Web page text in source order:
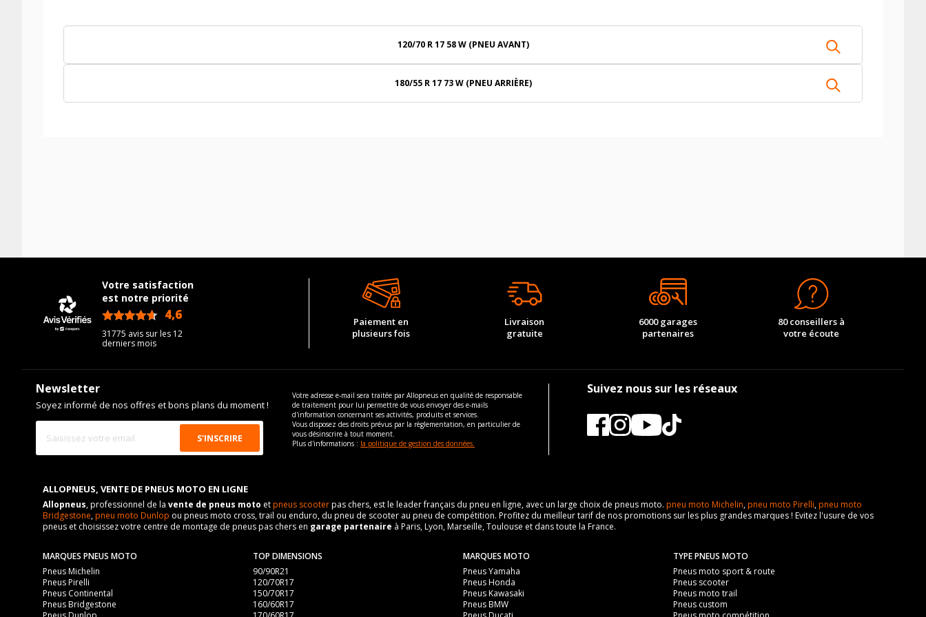
120/70 R 17 58 W (PNEU AVANT)
180/55 R 17 73 W (PNEU ARRIÈRE)
Votre satisfaction
est notre priorité
4,6
31775 avis sur les 12
derniers mois
Paiement en
plusieurs fois
Livraison
gratuite
6000 garages
partenaires
80 conseillers à
votre écoute
Newsletter
Soyez informé de nos offres et bons plans du moment !
Votre adresse e-mail sera traitée par Allopneus en qualité de responsable
de traitement pour lui permettre de vous envoyer des e-mails
d'information concernant ses activités, produits et services.
Vous disposez des droits prévus par la règlementation, en particulier de
vous désinscrire à tout moment.
Plus d'informations : la politique de gestion des données.
Suivez nous sur les réseaux
ALLOPNEUS, VENTE DE PNEUS MOTO EN LIGNE
Allopneus, professionnel de la vente de pneus moto etpneus scooterpas chers, est le leader français du pneu en ligne, avec un large choix de pneus moto. pneu moto Michelin,pneu moto Pirelli,pneu moto
Bridgestone,pneu moto Dunlop ou pneus moto cross, trail ou enduro, du pneu de scooter au pneu de compétition. Profitez du meilleur tarif de nos promotions sur les plus grandes marques ! Evitez l'usure de vos
pneus et choisissez votre centre de montage de pneus pas chers en garage partenaire à Paris, Lyon, Marseille, Toulouse et dans toute la France.
MARQUES PNEUS MOTO
Pneus Michelin
Pneus Pirelli
Pneus Continental
Pneus Bridgestone
TOP DIMENSIONS
90/90R21
120/70R17
150/70R17
160/60R17
MARQUES MOTO
Pneus Yamaha
Pneus Honda
Pneus Kawasaki
Pneus BMW
TYPE PNEUS MOTO
Pneus moto sport & route
Pneus scooter
Pneus moto trail
Pneus custom